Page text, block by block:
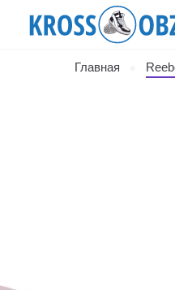
Главная